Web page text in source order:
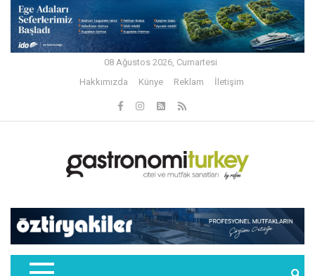
08 Ağustos 2026, Cumartesi
Hakkımızda
Künye Reklam İletişim